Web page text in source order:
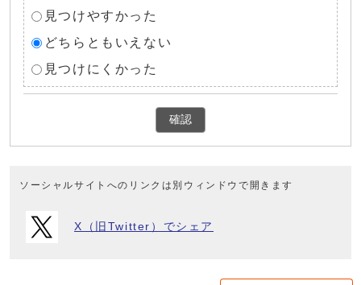
見つけやすかった
どちらともいえない
見つけにくかった
確認
ソーシャルサイトへのリンクは別ウィンドウで開きます
X（旧Twitter）でシェア